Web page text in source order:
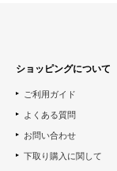
ショッピングについて
ご利用ガイド
よくある質問
お問い合わせ
下取り購入に関して